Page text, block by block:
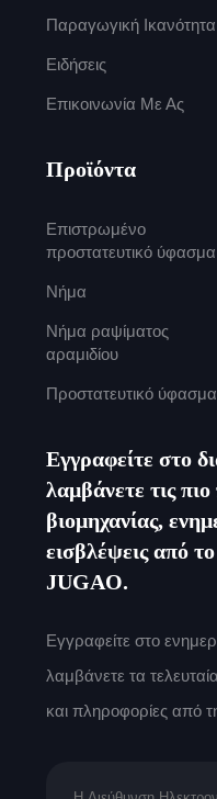
Παραγωγική Ικανότητα
Ειδήσεις
Επικοινωνία Με Ας
Προϊόντα
Επιστρωμένο
προστατευτικό ύφασμα
Νήμα
Νήμα ραψίματος
αραμιδίου
Προστατευτικό ύφασμα
Εγγραφείτε στο
λαμβάνετε τις
βιομηχανίας,
εισβλέψεις από
JUGAO.
Εγγραφείτε στο
λαμβάνετε τα
και πληροφορίες από